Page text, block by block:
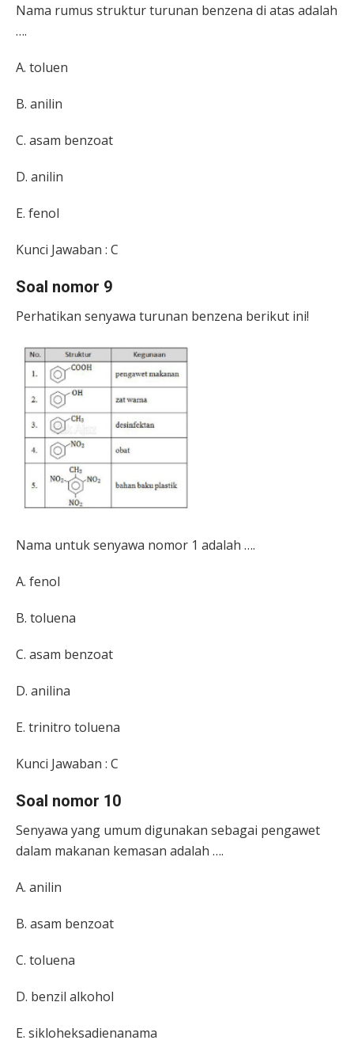
Nama rumus struktur turunan benzena di atas adalah
….
A. toluen
B. anilin
C. asam benzoat
D. anilin
E. fenol
Kunci Jawaban : C
Soal nomor 9
Perhatikan senyawa turunan benzena berikut ini!
Nama untuk senyawa nomor 1 adalah ….
A. fenol
B. toluena
C. asam benzoat
D. anilina
E. trinitro toluena
Kunci Jawaban : C
Soal nomor 10
Senyawa yang umum digunakan sebagai pengawet
dalam makanan kemasan adalah ….
A. anilin
B. asam benzoat
C. toluena
D. benzil alkohol
E. sikloheksadienanama